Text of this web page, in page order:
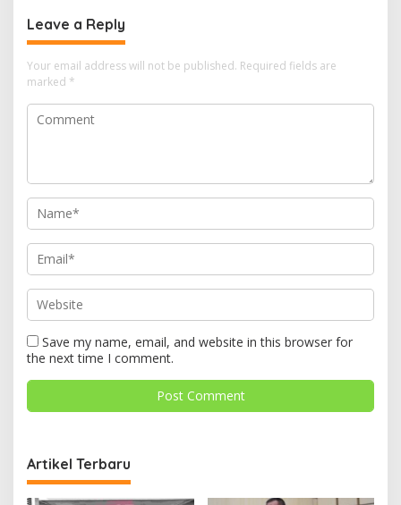
Leave a Reply
Your email address will not be published. Required fields are
marked *
Save my name, email, and website in this browser for
the next time I comment.
Artikel Terbaru